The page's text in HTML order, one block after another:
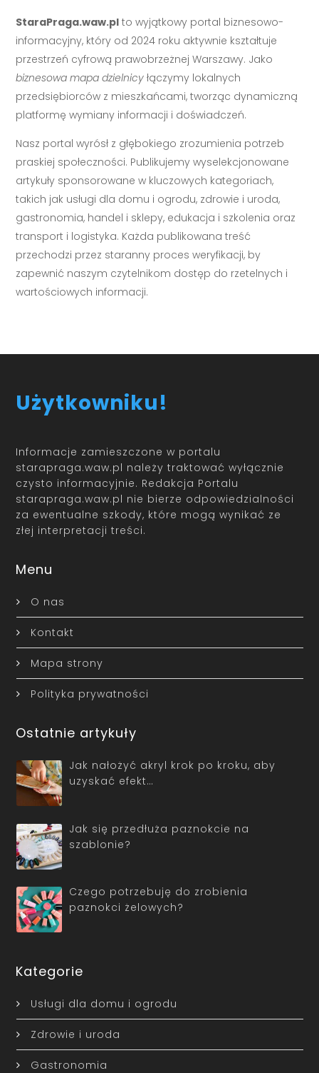
StaraPraga.waw.pl to wyjątkowy portal biznesowo-
informacyjny, który od 2024 roku aktywnie kształtuje
przestrzeń cyfrową prawobrzeżnej Warszawy. Jako
biznesowa mapa dzielnicy łączymy lokalnych
przedsiębiorców z mieszkańcami, tworząc dynamiczną
platformę wymiany informacji i doświadczeń.
Nasz portal wyrósł z głębokiego zrozumienia potrzeb
praskiej społeczności. Publikujemy wyselekcjonowane
artykuły sponsorowane w kluczowych kategoriach,
takich jak usługi dla domu i ogrodu, zdrowie i uroda,
gastronomia, handel i sklepy, edukacja i szkolenia oraz
transport i logistyka. Każda publikowana treść
przechodzi przez staranny proces weryfikacji, by
zapewnić naszym czytelnikom dostęp do rzetelnych i
wartościowych informacji.
Użytkowniku!
Informacje zamieszczone w portalu
starapraga.waw.pl należy traktować wyłącznie
czysto informacyjnie. Redakcja Portalu
starapraga.waw.pl nie bierze odpowiedzialności
za ewentualne szkody, które mogą wynikać ze
złej interpretacji treści.
Menu
O nas
Kontakt
Mapa strony
Polityka prywatności
Ostatnie artykuły
Jak nałożyć akryl krok po kroku, aby
uzyskać efekt…
Jak się przedłuża paznokcie na
szablonie?
Czego potrzebuję do zrobienia
paznokci żelowych?
Kategorie
Usługi dla domu i ogrodu
Zdrowie i uroda
Gastronomia